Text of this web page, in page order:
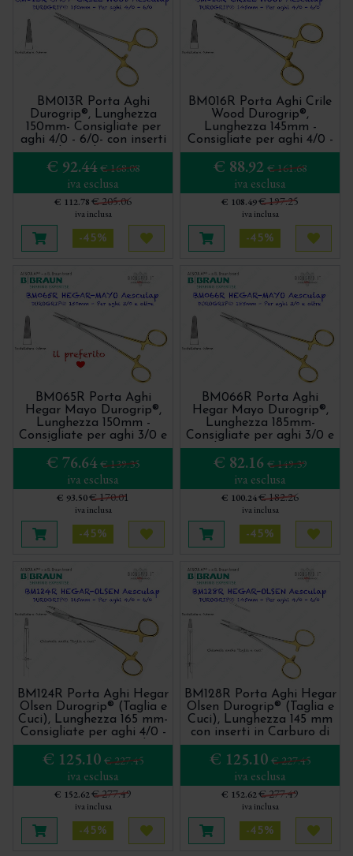
BM013R Porta Aghi
Durogrip®, Lunghezza
150mm- Consigliate per
aghi 4/0 - 6/0- con inserti
in Carburo di Tungsteno
€ 92.44 € 168.08
iva esclusa
€ 112.78€ 205.06
iva inclusa
Aggiungi al carrello
-45%
Acquista più tardi
BM016R Porta Aghi Crile
Wood Durogrip®,
Lunghezza 145mm -
Consigliate per aghi 4/0 -
6/0 - con inserti in
Carburo di Tungsteno
€ 88.92 € 161.68
iva esclusa
€ 108.49€ 197.25
iva inclusa
Aggiungi al carrello
-45%
BM065R Porta Aghi
Hegar Mayo Durogrip®,
Lunghezza 150mm -
Consigliate per aghi 3/0 e
oltre- con inserti in
Carburo di Tungsteno
€ 76.64 € 139.35
iva esclusa
€ 93.50€ 170.01
iva inclusa
Aggiungi al carrello
-45%
Acquista più tardi
BM066R Porta Aghi
Hegar Mayo Durogrip®,
Lunghezza 185mm-
Consigliate per aghi 3/0 e
oltre- con inserti in
Carburo di Tungsteno
€ 82.16 € 149.39
iva esclusa
€ 100.24€ 182.26
iva inclusa
Aggiungi al carrello
-45%
BM124R Porta Aghi Hegar
Olsen Durogrip® (Taglia e
Cuci), Lunghezza 165 mm-
Consigliate per aghi 4/0 -
6/0- con inserti in Carburo
di Tungsteno
€ 125.10 € 227.45
iva esclusa
€ 152.62€ 277.49
iva inclusa
Aggiungi al carrello
-45%
Acquista più tardi
BM128R Porta Aghi Hegar
Olsen Durogrip® (Taglia e
Cuci), Lunghezza 145 mm
con inserti in Carburo di
Tungsteno
€ 125.10 € 227.45
iva esclusa
€ 152.62€ 277.49
iva inclusa
Aggiungi al carrello
-45%